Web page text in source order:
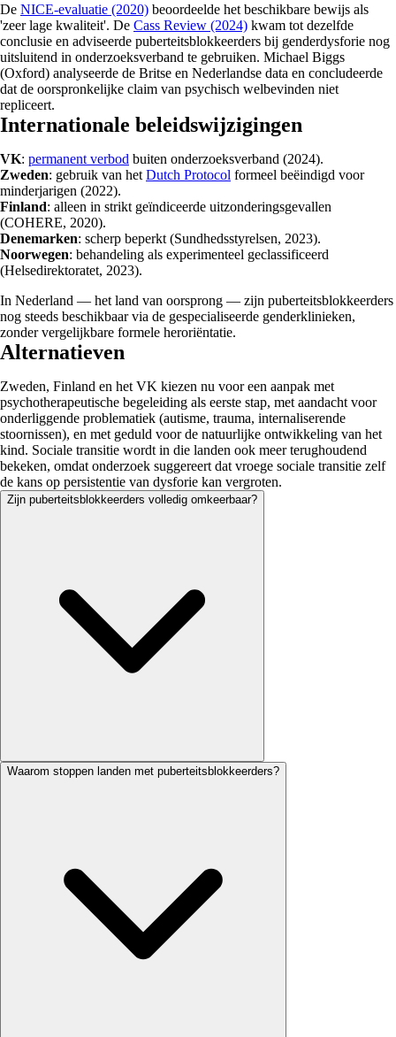
De NICE-evaluatie (2020) beoordeelde het beschikbare bewijs als
'zeer lage kwaliteit'. De Cass Review (2024) kwam tot dezelfde
conclusie en adviseerde puberteitsblokkeerders bij genderdysforie nog
uitsluitend in onderzoeksverband te gebruiken. Michael Biggs
(Oxford) analyseerde de Britse en Nederlandse data en concludeerde
dat de oorspronkelijke claim van psychisch welbevinden niet
repliceert.
Internationale beleidswijzigingen
VK: permanent verbod buiten onderzoeksverband (2024).
Zweden: gebruik van het Dutch Protocol formeel beëindigd voor
minderjarigen (2022).
Finland: alleen in strikt geïndiceerde uitzonderingsgevallen
(COHERE, 2020).
Denemarken: scherp beperkt (Sundhedsstyrelsen, 2023).
Noorwegen: behandeling als experimenteel geclassificeerd
(Helsedirektoratet, 2023).
In Nederland — het land van oorsprong — zijn puberteitsblokkeerders
nog steeds beschikbaar via de gespecialiseerde genderklinieken,
zonder vergelijkbare formele heroriëntatie.
Alternatieven
Zweden, Finland en het VK kiezen nu voor een aanpak met
psychotherapeutische begeleiding als eerste stap, met aandacht voor
onderliggende problematiek (autisme, trauma, internaliserende
stoornissen), en met geduld voor de natuurlijke ontwikkeling van het
kind. Sociale transitie wordt in die landen ook meer terughoudend
bekeken, omdat onderzoek suggereert dat vroege sociale transitie zelf
de kans op persistentie van dysforie kan vergroten.
Zijn puberteitsblokkeerders volledig omkeerbaar?
Waarom stoppen landen met puberteitsblokkeerders?